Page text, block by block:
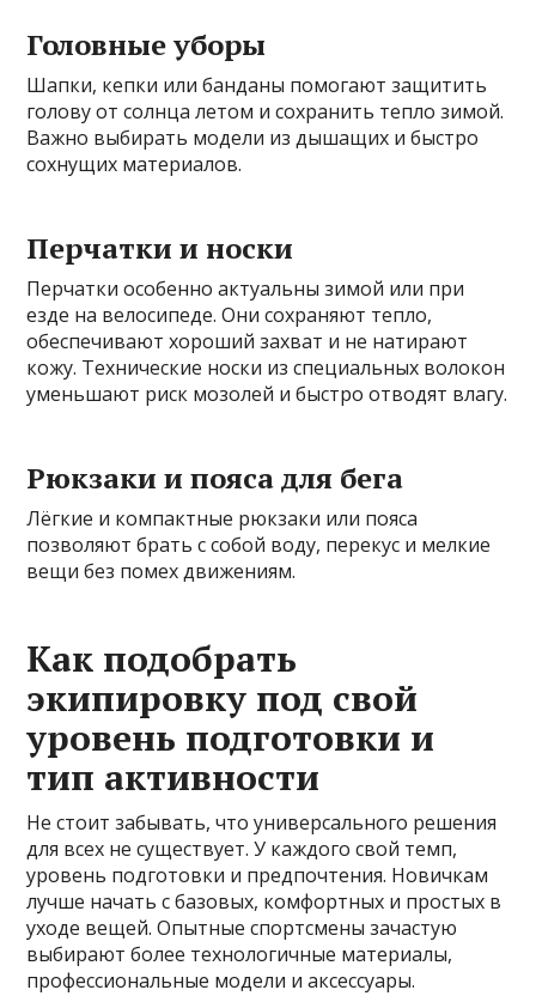
Головные уборы
Шапки, кепки или банданы помогают защитить
голову от солнца летом и сохранить тепло зимой.
Важно выбирать модели из дышащих и быстро
сохнущих материалов.
Перчатки и носки
Перчатки особенно актуальны зимой или при
езде на велосипеде. Они сохраняют тепло,
обеспечивают хороший захват и не натирают
кожу. Технические носки из специальных волокон
уменьшают риск мозолей и быстро отводят влагу.
Рюкзаки и пояса для бега
Лёгкие и компактные рюкзаки или пояса
позволяют брать с собой воду, перекус и мелкие
вещи без помех движениям.
Как подобрать
экипировку под свой
уровень подготовки и
тип активности
Не стоит забывать, что универсального решения
для всех не существует. У каждого свой темп,
уровень подготовки и предпочтения. Новичкам
лучше начать с базовых, комфортных и простых в
уходе вещей. Опытные спортсмены зачастую
выбирают более технологичные материалы,
профессиональные модели и аксессуары.